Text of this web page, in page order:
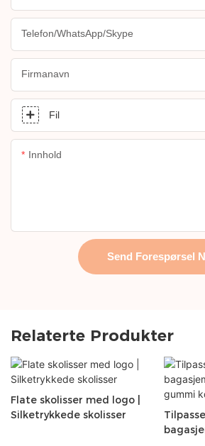
Telefon/WhatsApp/Skype
Firmanavn
Fil
Innhold
Send Forespørsel
Relaterte Produkter
Flate skolisser med logo |
Silketrykkede skolisser